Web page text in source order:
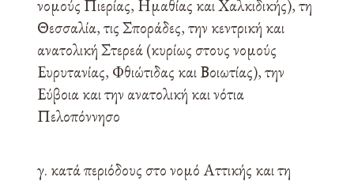
νομούς Πιερίας, Ημαθίας και Χαλκιδικής), τη
Θεσσαλία, τις Σποράδες, την κεντρική και
ανατολική Στερεά (κυρίως στους νομούς
Ευρυτανίας, Φθιώτιδας και Βοιωτίας), την
Εύβοια και την ανατολική και νότια
Πελοπόννησο
γ. κατά περιόδους στο νομό Αττικής και τη